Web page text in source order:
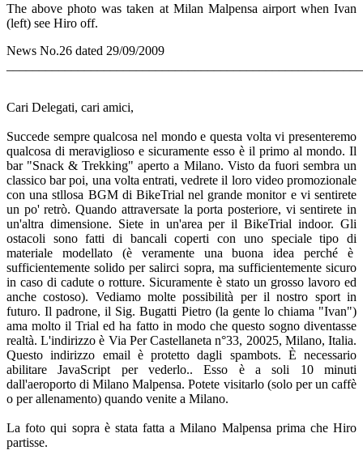
The above photo was taken at Milan Malpensa airport when Ivan
(left) see Hiro off.
News No.26 dated 29/09/2009
Cari Delegati, cari amici,
Succede sempre qualcosa nel mondo e questa volta vi presenteremo
qualcosa di meraviglioso e sicuramente esso è il primo al mondo. Il
bar "Snack & Trekking" aperto a Milano. Visto da fuori sembra un
classico bar poi, una volta entrati, vedrete il loro video promozionale
con una stllosa BGM di BikeTrial nel grande monitor e vi sentirete
un po' retrò. Quando attraversate la porta posteriore, vi sentirete in
un'altra dimensione. Siete in un'area per il BikeTrial indoor. Gli
ostacoli sono fatti di bancali coperti con uno speciale tipo di
materiale modellato (è veramente una buona idea perché è
sufficientemente solido per salirci sopra, ma sufficientemente sicuro
in caso di cadute o rotture. Sicuramente è stato un grosso lavoro ed
anche costoso). Vediamo molte possibilità per il nostro sport in
futuro. Il padrone, il Sig. Bugatti Pietro (la gente lo chiama "Ivan")
ama molto il Trial ed ha fatto in modo che questo sogno diventasse
realtà. L'indirizzo è Via Per Castellaneta n°33, 20025, Milano, Italia.
Questo indirizzo email è protetto dagli spambots. È necessario
abilitare JavaScript per vederlo.. Esso è a soli 10 minuti
dall'aeroporto di Milano Malpensa. Potete visitarlo (solo per un caffè
o per allenamento) quando venite a Milano.
La foto qui sopra è stata fatta a Milano Malpensa prima che Hiro
partisse.